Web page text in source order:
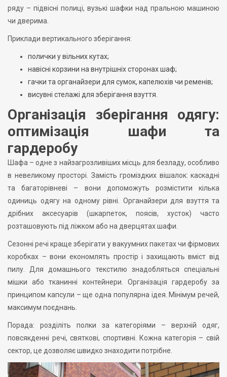
ряду – підвісні полиці, вузькі шафки над пральною машиною
чи дверима.
Приклади вертикального зберігання:
полички у вільних кутах;
навісні корзини на внутрішніх сторонах шаф;
гачки та органайзери для сумок, капелюхів чи ременів;
висувні стелажі для зберігання взуття.
Організація зберігання одягу:
оптимізація шафи та
гардеробу
Шафа – одне з найзагрозливіших місць для безладу, особливо
в невеликому просторі. Замість громіздких вішалок: каскадні
та багаторівневі – вони допоможуть розмістити кілька
одиниць одягу на одному рівні. Органайзери для взуття та
дрібних аксесуарів (шкарпеток, поясів, хусток) часто
розташовують під ліжком або на дверцятах шафи.
Сезонні речі краще зберігати у вакуумних пакетах чи фірмових
коробках – вони економлять простір і захищають вміст від
пилу. Для домашнього текстилю знадобляться спеціальні
мішки або тканинні контейнери. Організація гардеробу за
принципом капсули – ще одна популярна ідея. Мінімум речей,
максимум поєднань.
Порада: розділіть полки за категоріями – верхній одяг,
повсякденні речі, святкові, спортивні. Кожна категорія – свій
сектор, це дозволяє швидко знаходити потрібне.